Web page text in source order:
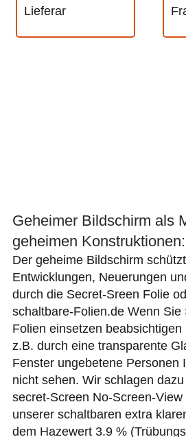
Lieferar
Geheimer Bildschirm als
geheimen Konstruktionen:
Der geheime Bildschirm
Entwicklungen, Neuerungen
durch die Secret-Sreen Folie
schaltbare-Folien.de Wenn Sie
Folien einsetzen
z.B. durch eine transparente
Fenster ungebetene Personen
nicht sehen. Wir schlagen
secret-Screen No-Screen-View
unserer schaltbaren extra
dem Hazewert 3.9 %